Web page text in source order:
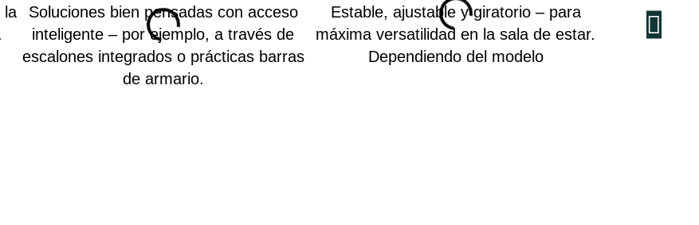
la
Soluciones bien pensadas con acceso
inteligente – por ejemplo, a través de
escalones integrados o prácticas barras
de armario.
Estable, ajustable y giratorio – para
máxima versatilidad en la sala de estar.
Dependiendo del modelo
La Truma
CP asegura